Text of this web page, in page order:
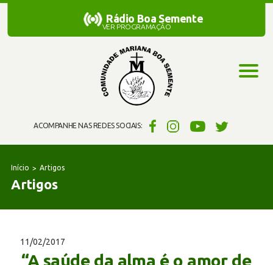
ACOMPANHE NAS REDES SOCIAIS:
Rádio Boa Semente
Rádio Boa Semente
VER PROGRAMAÇÃO
Início Artigos
Artigos
11/02/2017
“A saúde da alma é o amor de